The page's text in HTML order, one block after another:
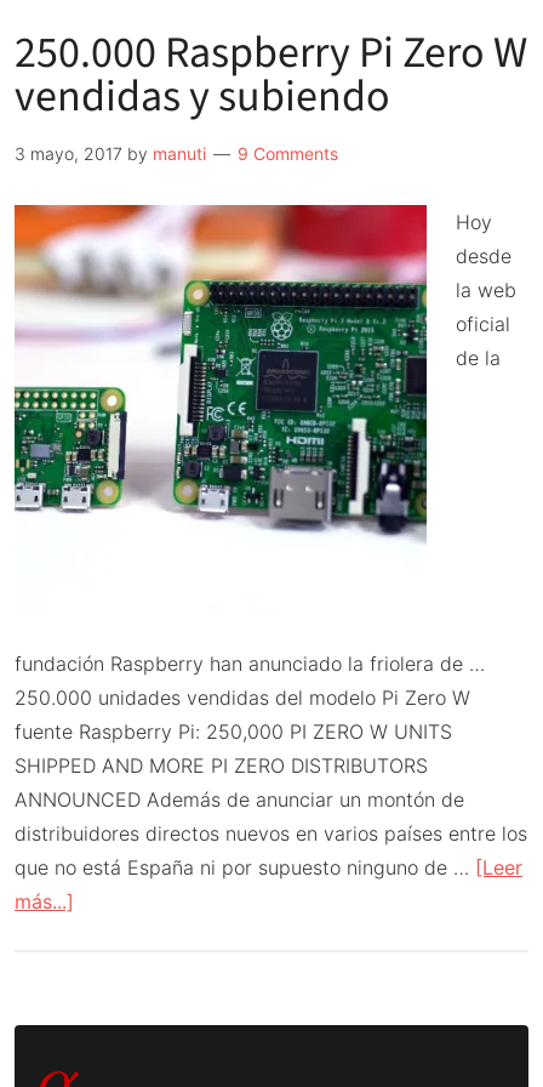
250.000 Raspberry Pi Zero W
vendidas y subiendo
3 mayo, 2017 by manuti 9 Comments
Hoy
desde
la web
oficial
de la
fundación Raspberry han anunciado la friolera de …
250.000 unidades vendidas del modelo Pi Zero W
fuente Raspberry Pi: 250,000 PI ZERO W UNITS
SHIPPED AND MORE PI ZERO DISTRIBUTORS
ANNOUNCED Además de anunciar un montón de
distribuidores directos nuevos en varios países entre los
que no está España ni por supuesto ninguno de … [Leer
más...]
Zero
Barra